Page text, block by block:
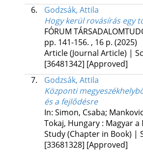
6.
Godzsák, Attila
Hogy kerül rovásírás egy
FÓRUM
pp. 141-156. , 16 p. (2025)
Article (Journal Article) |
[36481342] [Approved]
7.
Godzsák, Attila
Központi
és a fejlődésre
In: Simon, Csaba;
Tokaj, Hungary : Magyar
Study (Chapter in Book) |
[33681328] [Approved]